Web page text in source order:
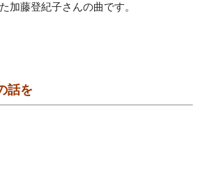
加藤登紀子さんの曲です。
話を